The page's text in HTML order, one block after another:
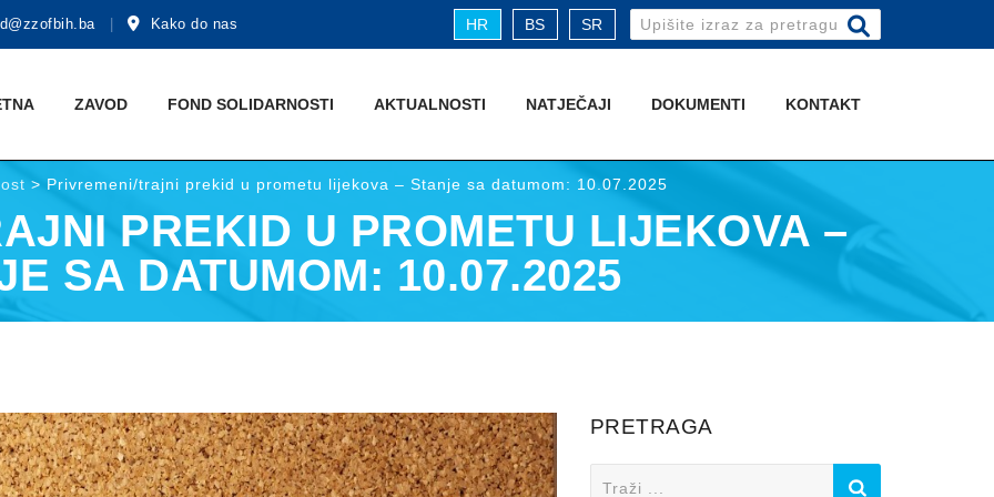
Kako do nas HR BS SR
Search
for:
ZAVOD FOND SOLIDARNOSTI AKTUALNOSTI NATJEČAJI DOKUMENTI KONTAKT
> Privremeni/trajni prekid u prometu lijekova – Stanje sa datumom: 10.07.2025
PREKID U PROMETU LIJEKOVA –
SA DATUMOM: 10.07.2025
PRETRAGA